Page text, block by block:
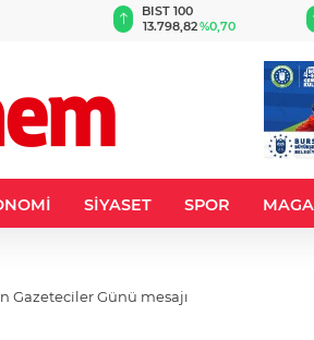
BIST 100
13.798,82%0,70
SİYASET SPOR
Gazeteciler Günü mesajı